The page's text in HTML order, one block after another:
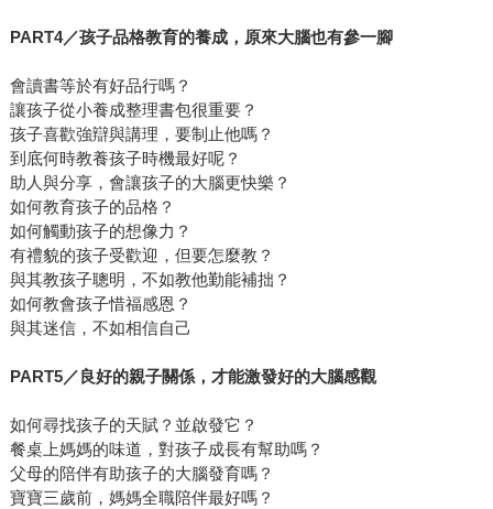
PART4／孩子品格教育的養成，原來大腦也有參一腳
會讀書等於有好品行嗎？
讓孩子從小養成整理書包很重要？
孩子喜歡強辯與講理，要制止他嗎？
到底何時教養孩子時機最好呢？
助人與分享，會讓孩子的大腦更快樂？
如何教育孩子的品格？
如何觸動孩子的想像力？
有禮貌的孩子受歡迎，但要怎麼教？
與其教孩子聰明，不如教他勤能補拙？
如何教會孩子惜福感恩？
與其迷信，不如相信自己
PART5／良好的親子關係，才能激發好的大腦感觀
如何尋找孩子的天賦？並啟發它？
餐桌上媽媽的味道，對孩子成長有幫助嗎？
父母的陪伴有助孩子的大腦發育嗎？
寶寶三歲前，媽媽全職陪伴最好嗎？